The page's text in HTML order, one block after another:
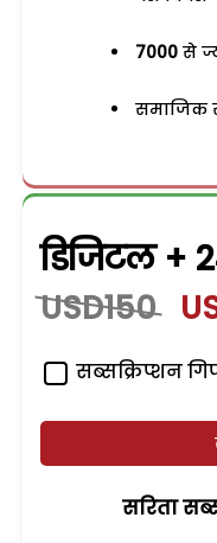
7000 से
समाजिक
डिजिटल +
USD150
सब्सक्रिप्शन
सरिता